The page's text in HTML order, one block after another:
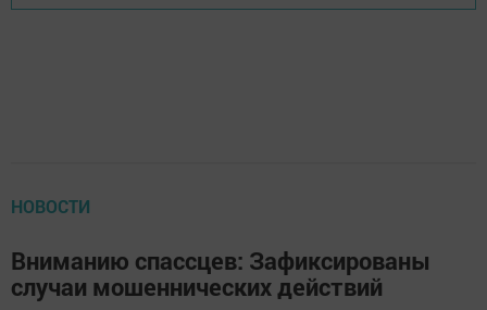
НОВОСТИ
Вниманию спассцев: Зафиксированы
случаи мошеннических действий